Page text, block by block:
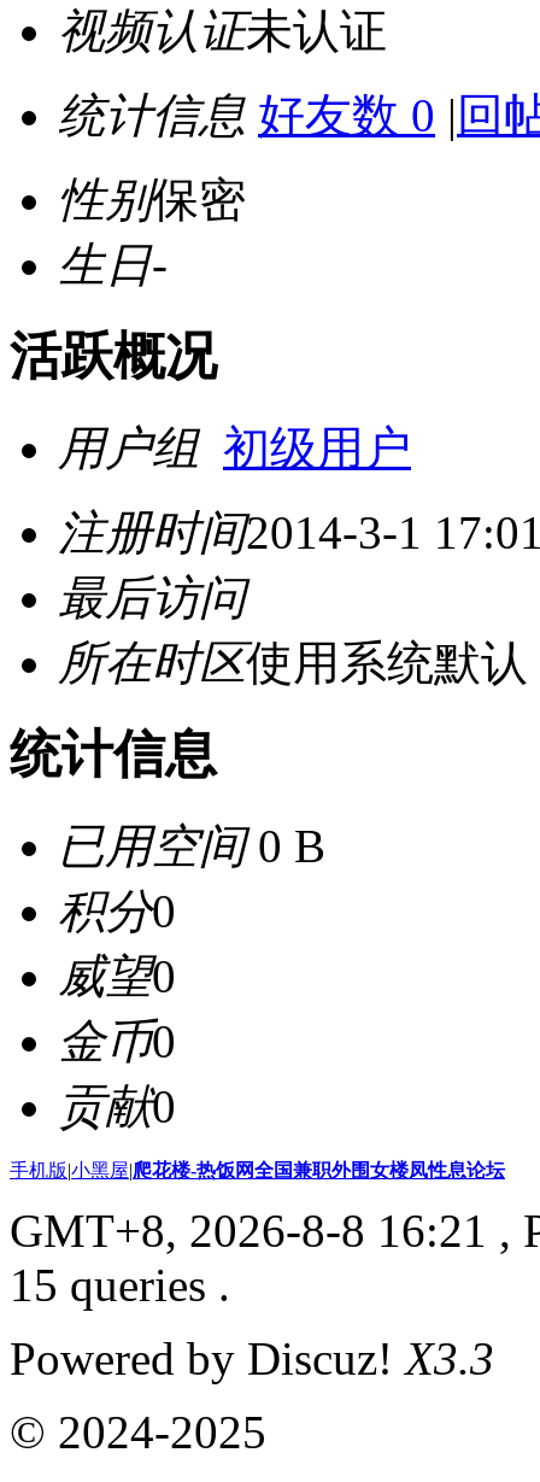
视频认证未认证
统计信息 好友数 0 | 回
性别保密
生日-
活跃概况
用户组 初级用户
注册时间2014-3-1
最后访问
所在时区使用系统默认
统计信息
已用空间0 B
积分0
威望0
金币0
贡献0
手机版|小黑屋|爬花楼-热饭网全国兼职外围女楼凤性息论坛
GMT+8, 2026-8-8 16:21 ,
15 queries .
Powered by Discuz!X3.3
© 2024-2025